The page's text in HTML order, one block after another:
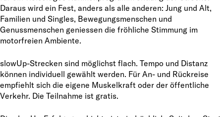
Daraus wird ein Fest, anders als alle anderen: Jung und Alt,
Familien und Singles, Bewegungsmenschen und
Genussmenschen geniessen die fröhliche Stimmung im
motorfreien Ambiente.
slowUp-Strecken sind möglichst flach. Tempo und Distanz
können individuell gewählt werden. Für An- und Rückreise
empfiehlt sich die eigene Muskelkraft oder der öffentliche
Verkehr. Die Teilnahme ist gratis.